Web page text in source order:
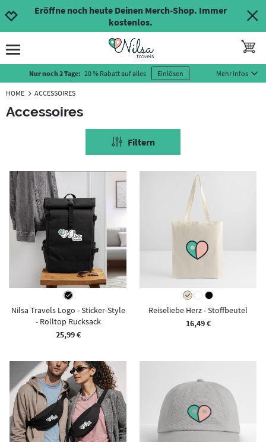
Zur Navigation springen
Zum Inhalt springen
Kontrast erhöhen
Eröffne noch heute Deinen Merch-Shop. Immer
kostenlos.
open burgermenu toggle
Nur noch 2 Tage: 20 % Rabatt auf alles Einlösen Mehr Infos
HOME ACCESSOIRES
Accessoires
Filtern
Nilsa Travels Logo - Sticker-Style
- Rolltop Rucksack
25,99 €
Reiseliebe Herz - Stoffbeutel
16,49 €